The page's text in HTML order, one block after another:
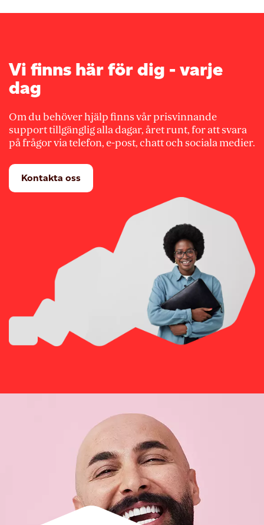
Vi finns här för dig - varje
dag
Om du behöver hjälp finns vår prisvinnande
support tillgänglig alla dagar, året runt, for att svara
på frågor via telefon, e-post, chatt och sociala medier.
Kontakta oss